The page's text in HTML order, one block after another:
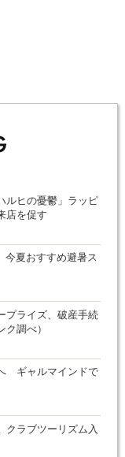
ルヒの憂鬱」ラッピ
店を促す
今夏おすすめ避暑ス
プライズ、破産手続
調べ）
ギャルマインドで
クラブツーリズム入